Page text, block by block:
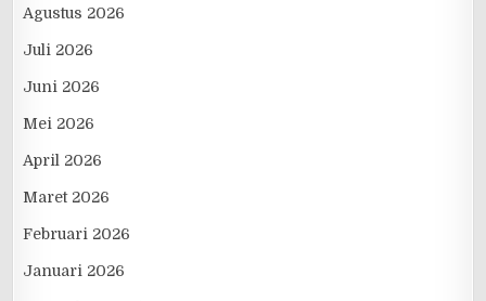
Agustus 2026
Juli 2026
Juni 2026
Mei 2026
April 2026
Maret 2026
Februari 2026
Januari 2026